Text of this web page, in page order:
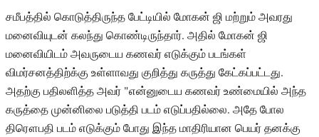
சமீபத்தில் கொடுத்திருந்த பேட்டியில் மோகன் ஜி மற்றும் அவரது
மனைவியுடன் கலந்து கொண்டிருந்தார். அதில் மோகன் ஜி
மனைவியிடம் அவருடைய கணவர் எடுக்கும் படங்கள்
விமர்சனத்திற்க்கு உள்ளாவது குறித்து கருத்து கேட்கப்பட்டது.
அதற்கு பதிலளித்த அவர் "என்னுடைய கணவர் உண்மையில் அந்த
கருத்தை முன்னிலை படுத்தி படம் எடுப்பதில்லை. அதே போல
திரௌபதி படம் எடுக்கும் போது இந்த மாதிரியான பெயர் தனக்கு